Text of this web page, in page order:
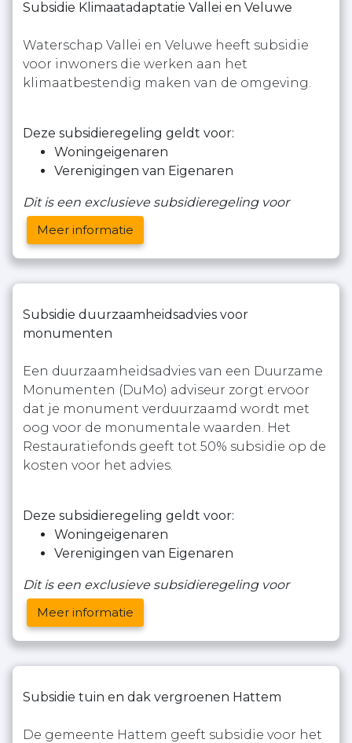
Subsidie Klimaatadaptatie Vallei en Veluwe
Waterschap Vallei en Veluwe heeft subsidie
voor inwoners die werken aan het
klimaatbestendig maken van de omgeving.
Deze subsidieregeling geldt voor:
Woningeigenaren
Verenigingen van Eigenaren
Dit is een exclusieve subsidieregeling voor
Meer informatie
Subsidie duurzaamheidsadvies voor
monumenten
Een duurzaamheidsadvies van een Duurzame
Monumenten (DuMo) adviseur zorgt ervoor
dat je monument verduurzaamd wordt met
oog voor de monumentale waarden. Het
Restauratiefonds geeft tot 50% subsidie op de
kosten voor het advies.
Deze subsidieregeling geldt voor:
Woningeigenaren
Verenigingen van Eigenaren
Dit is een exclusieve subsidieregeling voor
Meer informatie
Subsidie tuin en dak vergroenen Hattem
De gemeente Hattem geeft subsidie voor het